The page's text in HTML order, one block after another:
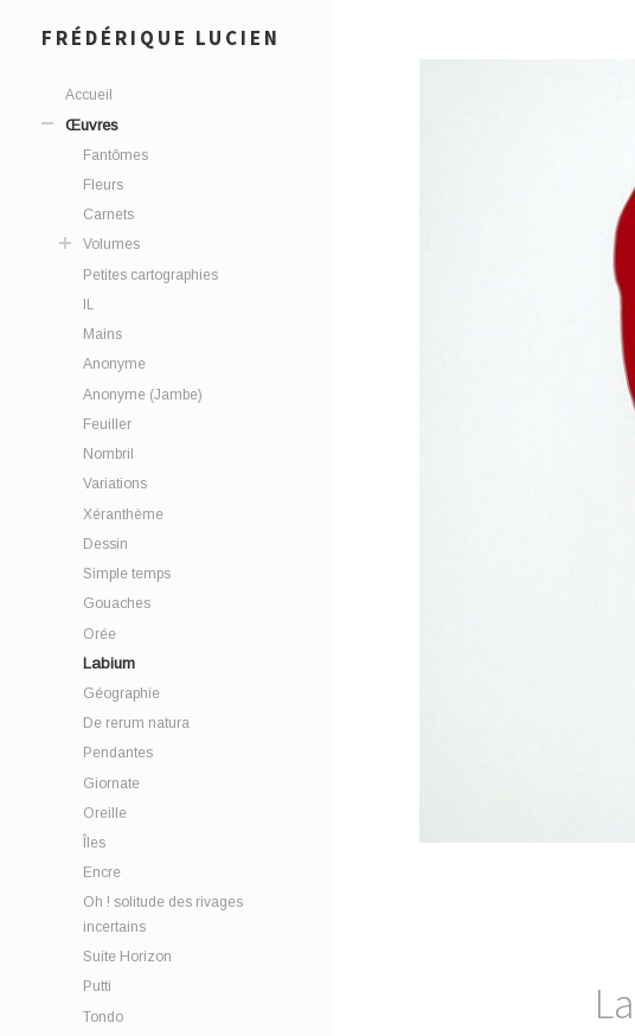
FRÉDÉRIQUE LUCIEN
Accueil
Œuvres
Fantômes
Fleurs
Carnets
Volumes
Petites cartographies
IL
Mains
Anonyme
Anonyme (Jambe)
Feuiller
Nombril
Variations
Xéranthème
Dessin
Simple temps
Gouaches
Orée
Labium
Géographie
De rerum natura
Pendantes
Giornate
Oreille
Îles
Encre
Oh ! solitude des rivages
incertains
Suite Horizon
Putti
Tondo